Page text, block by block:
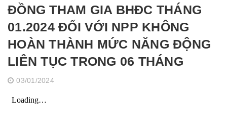
ĐỒNG THAM GIA BHĐC THÁNG
01.2024 ĐỐI VỚI NPP KHÔNG
HOÀN THÀNH MỨC NĂNG ĐỘNG
LIÊN TỤC TRONG 06 THÁNG
03/01/2024